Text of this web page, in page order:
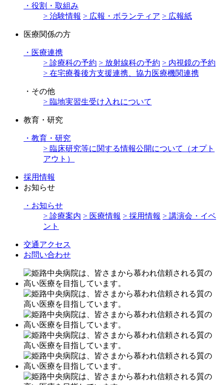
・ 役割・取組み
> 治験情報 > 広報・ボランティア > 広報紙
医療関係の方
・ 医療連携
> 診療科の予約 > 放射線科の予約 > 内視鏡の予約
> 在宅療養後方支援連携、協力医療機関連携
・ その他
> 臨地実習生受け入れについて
教育・研究
・ 教育・研究
> 臨床研究等に関する情報公開について（オプト
アウト）
採用情報
お知らせ
・ お知らせ
> 診療案内 > 医療情報 > 採用情報 > 講演会・イベ
ント
交通アクセス
お問い合わせ